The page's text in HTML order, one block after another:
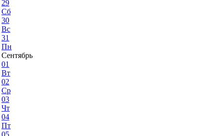
29
Сб
30
Вс
31
Пн
Сентябрь
01
Вт
02
Ср
03
Чт
04
Пт
05